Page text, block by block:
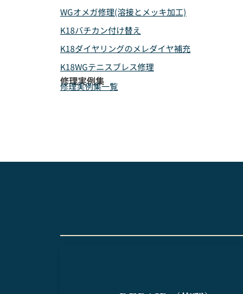
WGオメガ修理(溶接とメッキ加工)
K18バチカン付け替え
K18ダイヤリングのメレダイヤ補充
K18WGテニスブレス修理
修理実例集
修理実例集一覧